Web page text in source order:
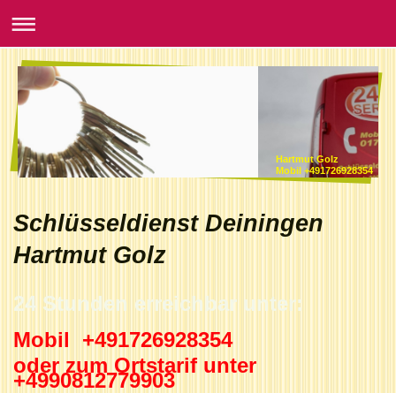
Hartmut Golz
Mobil +491726928354
Schlüsseldienst Deiningen
Hartmut Golz
24 Stunden erreichbar unter:
Mobil +491726928354
oder zum Ortstarif unter
+4990812779903